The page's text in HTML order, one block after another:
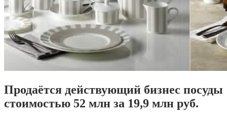
Продаётся действующий бизнес посуды
стоимостью 52 млн за 19,9 млн руб.